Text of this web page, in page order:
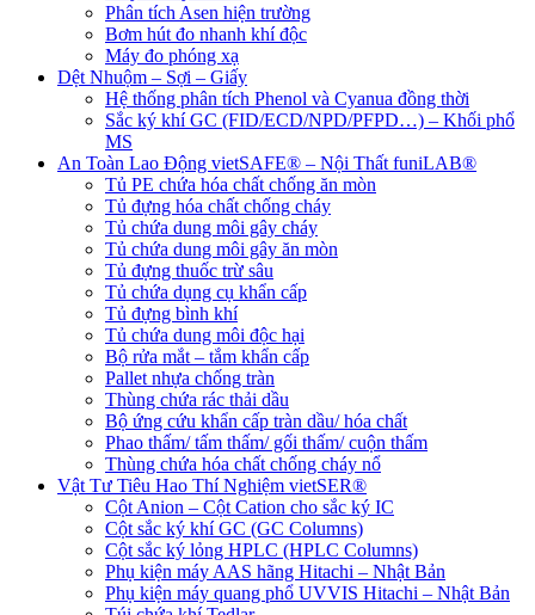
Phân tích Asen hiện trường
Bơm hút đo nhanh khí độc
Máy đo phóng xạ
Dệt Nhuộm – Sợi – Giấy
Hệ thống phân tích Phenol và Cyanua đồng thời
Sắc ký khí GC (FID/ECD/NPD/PFPD…) – Khối phổ
MS
An Toàn Lao Động vietSAFE® – Nội Thất funiLAB®
Tủ PE chứa hóa chất chống ăn mòn
Tủ đựng hóa chất chống cháy
Tủ chứa dung môi gây cháy
Tủ chứa dung môi gây ăn mòn
Tủ đựng thuốc trừ sâu
Tủ chứa dụng cụ khẩn cấp
Tủ đựng bình khí
Tủ chứa dung môi độc hại
Bộ rửa mắt – tắm khẩn cấp
Pallet nhựa chống tràn
Thùng chứa rác thải dầu
Bộ ứng cứu khẩn cấp tràn dầu/ hóa chất
Phao thấm/ tấm thấm/ gối thấm/ cuộn thấm
Thùng chứa hóa chất chống cháy nổ
Vật Tư Tiêu Hao Thí Nghiệm vietSER®
Cột Anion – Cột Cation cho sắc ký IC
Cột sắc ký khí GC (GC Columns)
Cột sắc ký lỏng HPLC (HPLC Columns)
Phụ kiện máy AAS hãng Hitachi – Nhật Bản
Phụ kiện máy quang phổ UVVIS Hitachi – Nhật Bản